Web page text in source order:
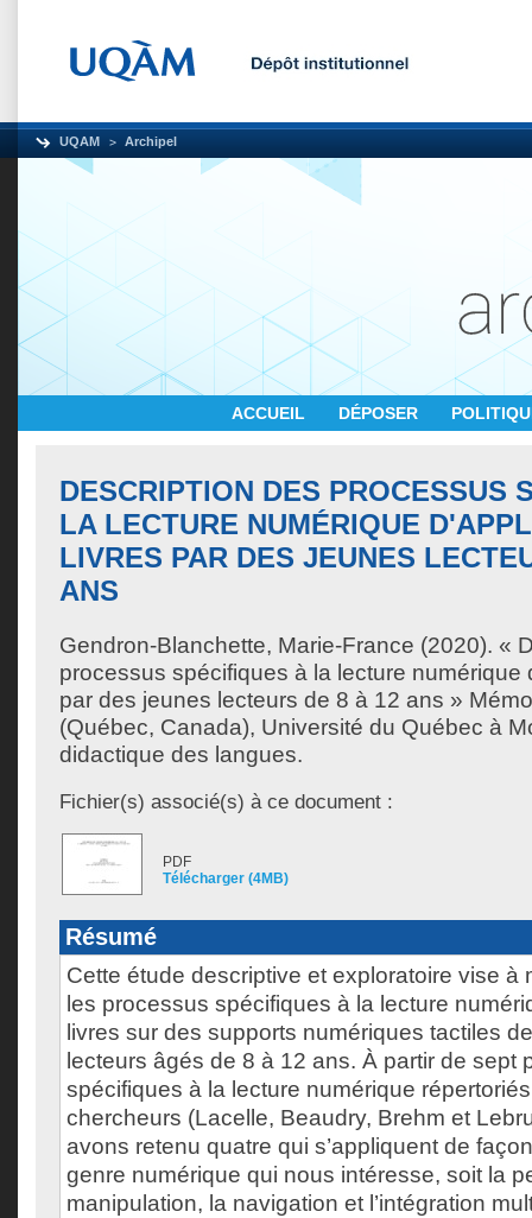
UQAM Archipel
ACCUEIL DÉPOSER
DESCRIPTION DES PROCESSUS
LA LECTURE NUMÉRIQUE
LIVRES PAR DES JEUNES
ANS
Gendron-Blanchette, Marie-France (2020). «
processus spécifiques à la lecture numérique
par des jeunes lecteurs de 8 à 12 ans »
(Québec, Canada), Université du Québec à
didactique des langues.
Fichier(s) associé(s) à ce document :
PDF
Télécharger (4MB)
Résumé
Cette étude descriptive et exploratoire vise à
les processus spécifiques à la lecture
livres sur des supports numériques tactiles
lecteurs âgés de 8 à 12 ans. À partir de sept
spécifiques à la lecture numérique
chercheurs (Lacelle, Beaudry, Brehm et
avons retenu quatre qui s’appliquent de
genre numérique qui nous intéresse, soit la
manipulation, la navigation et l’intégration